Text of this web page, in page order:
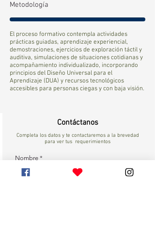
Metodología
El proceso formativo contempla actividades
prácticas guiadas, aprendizaje experiencial,
demostraciones, ejercicios de exploración táctil y
auditiva, simulaciones de situaciones cotidianas y
acompañamiento individualizado, incorporando
principios del Diseño Universal para el
Aprendizaje (DUA) y recursos tecnológicos
accesibles para personas ciegas y con baja visión.
Contáctanos
Completa los datos y te contactaremos a la brevedad
para ver tus requerimientos
Nombre